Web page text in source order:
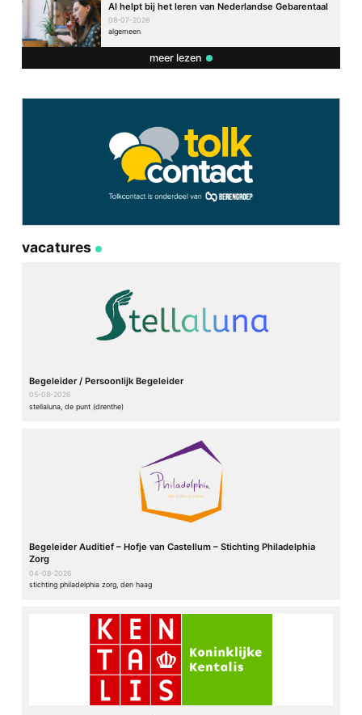
AI helpt bij het leren van Nederlandse Gebarentaal
08-07-2026
algemeen
meer lezen
vacatures
Begeleider / Persoonlijk Begeleider
05-08-2026
stellaluna, de punt (drenthe)
Begeleider Auditief – Hofje van Castellum – Stichting Philadelphia
Zorg
04-08-2026
stichting philadelphia zorg, den haag